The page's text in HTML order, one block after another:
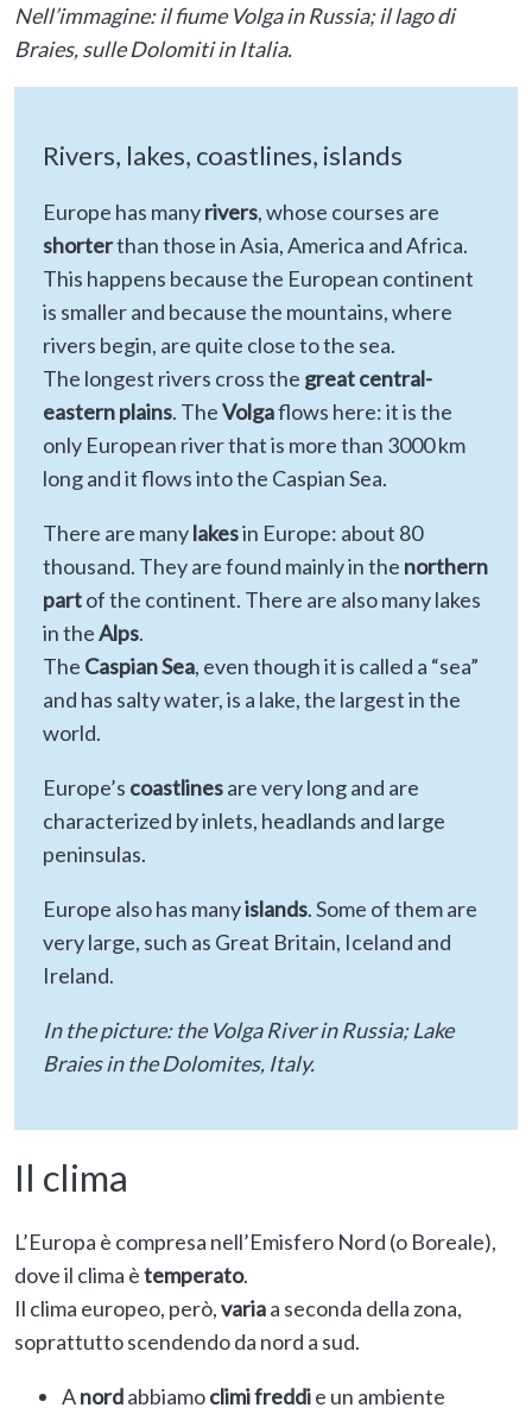
Nell’immagine: il fiume Volga in Russia; il lago di
Braies, sulle Dolomiti in Italia.
Rivers, lakes, coastlines, islands
Europe has manyrivers, whose courses are
shorterthan those in Asia, America and Africa.
This happens because the European continent
is smaller and because the mountains, where
rivers begin, are quite close to the sea.
The longest rivers cross the great central-
eastern plains. TheVolgaflows here: it is the
only European river that is more than 3000 km
long and it flows into the Caspian Sea.
There are manylakesin Europe: about 80
thousand. They are found mainly in the northern
partof the continent. There are also many lakes
in theAlps.
The Caspian Sea, even though it is called a “sea”
and has salty water, is a lake, the largest in the
world.
Europe’s coastlinesare very long and are
characterized by inlets, headlands and large
peninsulas.
Europe also has manyislands. Some of them are
very large, such as Great Britain, Iceland and
Ireland.
In the picture: the Volga River in Russia; Lake
Braies in the Dolomites, Italy.
Il clima
L’Europa è compresa nell’Emisfero Nord (o Boreale),
dove il clima ètemperato.
Il clima europeo, però,variaa seconda della zona,
soprattutto scendendo da nord a sud.
Anordabbiamoclimi freddie un ambiente